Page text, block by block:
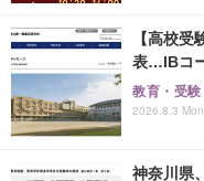
【高校
表…IBコ
教育・受験
2026.8.3
神奈川県